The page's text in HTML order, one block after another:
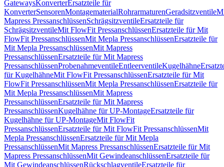
GatewaysKonverterErsatzteile für
KonverterSensorenMontagematerialRohrarmaturenGeradsitzventile
Mapress PressanschlüssenSchrägsitzventileErsatzteile für
SchrägsitzventileMit FlowFit PressanschlüssenErsatzteile für Mit
FlowFit PressanschlüssenMit Mepla PressanschlüssenErsatzteile für
Mit Mepla PressanschlüssenMit Mapress
PressanschlüssenErsatzteile für Mit Mapress
PressanschlüssenProbenahmeventileEntleerventileKugelhähne
für KugelhähneMit FlowFit PressanschlüssenErsatzteile für Mit
FlowFit PressanschlüssenMit Mepla PressanschlüssenErsatzteile für
Mit Mepla PressanschlüssenMit Mapress
PressanschlüssenErsatzteile für Mit Mapress
PressanschlüssenKugelhähne für UP-MontageErsatzteile für
Kugelhähne für UP-MontageMit FlowFit
PressanschlüssenErsatzteile für Mit FlowFit PressanschlüssenMit
Mepla PressanschlüssenErsatzteile für Mit Mepla
PressanschlüssenMit Mapress PressanschlüssenErsatzteile für Mit
Mapress PressanschlüssenMit GewindeanschlüssenErsatzteile für
Mit GewindeanschlüssenRückschlagventileErsatzteile für